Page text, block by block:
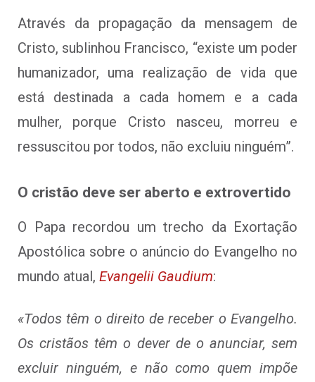
Através da propagação da mensagem de
Cristo, sublinhou Francisco, “existe um poder
humanizador, uma realização de vida que
está destinada a cada homem e a cada
mulher, porque Cristo nasceu, morreu e
ressuscitou por todos, não excluiu ninguém”.
O cristão deve ser aberto e extrovertido
O Papa recordou um trecho da Exortação
Apostólica sobre o anúncio do Evangelho no
mundo atual, Evangelii Gaudium:
«Todos têm o direito de receber o Evangelho.
Os cristãos têm o dever de o anunciar, sem
excluir ninguém, e não como quem impõe